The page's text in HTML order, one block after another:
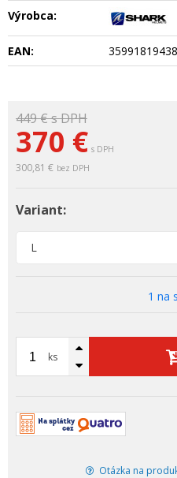
449 €s DPH
370 € s DPH
300,81 € bez DPH
Variant:
L
1 na
ks
Otázka na
Výrobca:
EAN: